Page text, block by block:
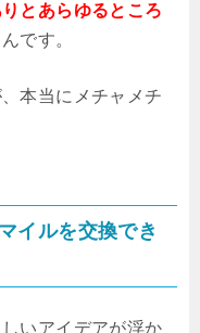
とあらゆるところ
です。
本当にメチャメチ
イルを交換でき
いアイデアが浮か